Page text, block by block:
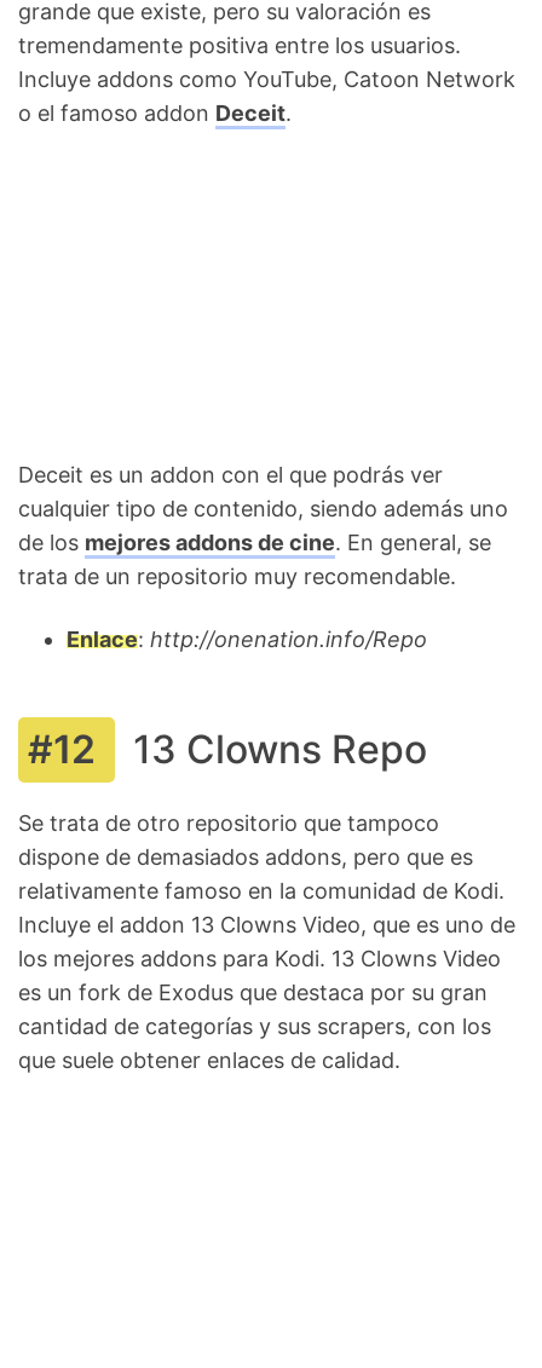
grande que existe, pero su valoración es
tremendamente positiva entre los usuarios.
Incluye addons como YouTube, Catoon Network
o el famoso addon Deceit.
Deceit es un addon con el que podrás ver
cualquier tipo de contenido, siendo además uno
de los mejores addons de cine. En general, se
trata de un repositorio muy recomendable.
Enlace: http://onenation.info/Repo
13 Clowns Repo
Se trata de otro repositorio que tampoco
dispone de demasiados addons, pero que es
relativamente famoso en la comunidad de Kodi.
Incluye el addon 13 Clowns Video, que es uno de
los mejores addons para Kodi. 13 Clowns Video
es un fork de Exodus que destaca por su gran
cantidad de categorías y sus scrapers, con los
que suele obtener enlaces de calidad.